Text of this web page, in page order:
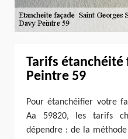
Tarifs étanchéité
Peintre 59
Pour étanchéifier votre
Aa 59820, les tarifs
dépendre : de la